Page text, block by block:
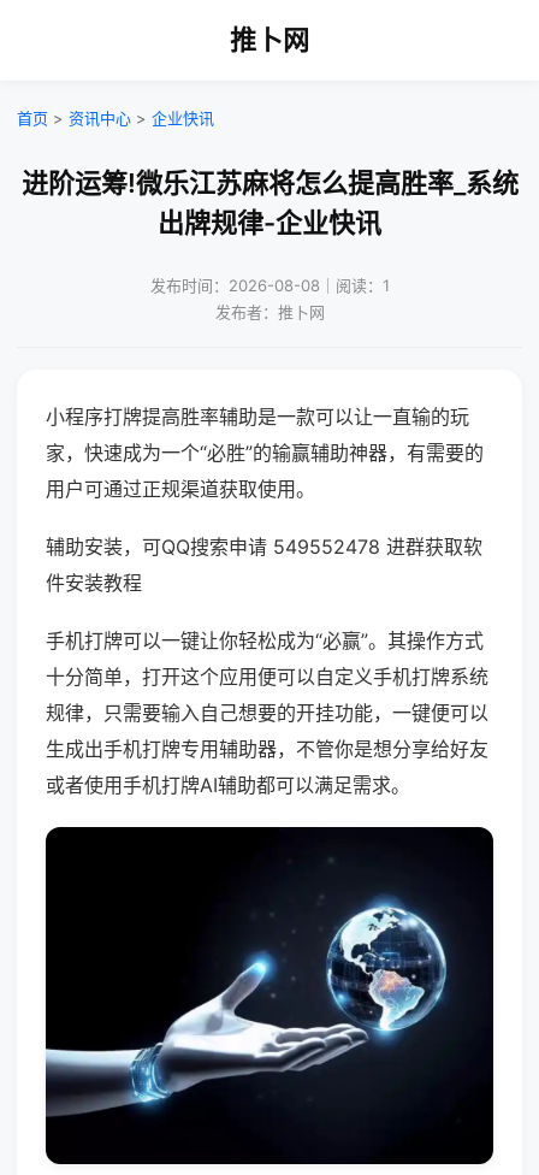
推卜网
首页 > 资讯中心 > 企业快讯
进阶运筹!微乐江苏麻将怎么提高胜率_系统
出牌规律-企业快讯
发布时间：2026-08-08｜阅读：1
发布者：推卜网
小程序打牌提高胜率辅助是一款可以让一直输的玩
家，快速成为一个“必胜”的输赢辅助神器，有需要的
用户可通过正规渠道获取使用。
辅助安装，可QQ搜索申请 549552478 进群获取软
件安装教程
手机打牌可以一键让你轻松成为“必赢”。其操作方式
十分简单，打开这个应用便可以自定义手机打牌系统
规律，只需要输入自己想要的开挂功能，一键便可以
生成出手机打牌专用辅助器，不管你是想分享给好友
或者使用手机打牌AI辅助都可以满足需求。